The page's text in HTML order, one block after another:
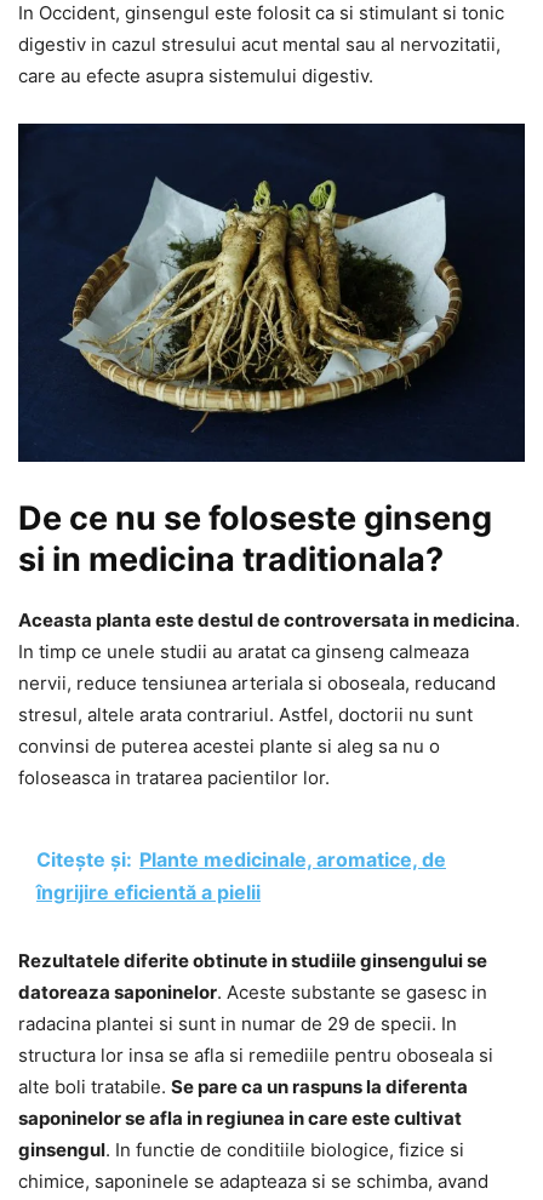
In Occident, ginsengul este folosit ca si stimulant si tonic
digestiv in cazul stresului acut mental sau al nervozitatii,
care au efecte asupra sistemului digestiv.
De ce nu se foloseste ginseng
si in medicina traditionala?
Aceasta planta este destul de controversata in medicina.
In timp ce unele studii au aratat ca ginseng calmeaza
nervii, reduce tensiunea arteriala si oboseala, reducand
stresul, altele arata contrariul. Astfel, doctorii nu sunt
convinsi de puterea acestei plante si aleg sa nu o
foloseasca in tratarea pacientilor lor.
Citește și: Plante medicinale, aromatice, de
îngrijire eficientă a pielii
Rezultatele diferite obtinute in studiile ginsengului se
datoreaza saponinelor. Aceste substante se gasesc in
radacina plantei si sunt in numar de 29 de specii. In
structura lor insa se afla si remediile pentru oboseala si
alte boli tratabile. Se pare ca un raspuns la diferenta
saponinelor se afla in regiunea in care este cultivat
ginsengul. In functie de conditiile biologice, fizice si
chimice, saponinele se adapteaza si se schimba, avand